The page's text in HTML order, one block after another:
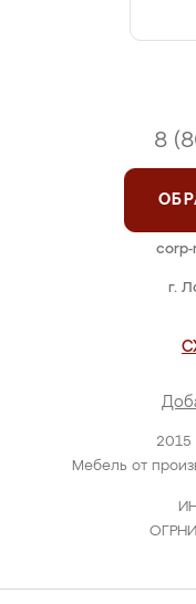
2015
Мебель от
г.
8
corp-